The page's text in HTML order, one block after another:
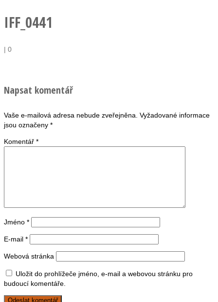
IFF_0441
| 0
Napsat komentář
Vaše e-mailová adresa nebude zveřejněna. Vyžadované informace
jsou označeny *
Komentář *
Jméno *
E-mail *
Webová stránka
Uložit do prohlížeče jméno, e-mail a webovou stránku pro
budoucí komentáře.